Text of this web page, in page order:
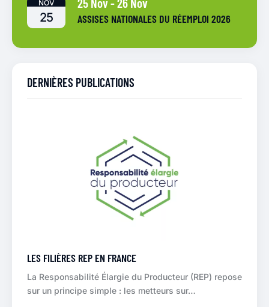
NOV
25 ASSISES NATIONALES DU RÉEMPLOI 2026
DERNIÈRES PUBLICATIONS
LES FILIÈRES REP EN FRANCE
La Responsabilité Élargie du Producteur (REP) repose
sur un principe simple : les metteurs sur…